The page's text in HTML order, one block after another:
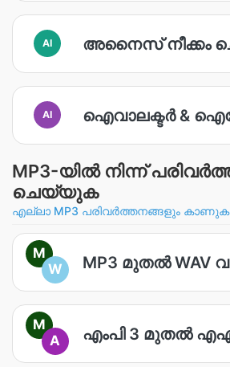
AI അനൈസ് നീക്കം
AI ഐവാലക്ടര്‍ &
MP3-യിൽ നിന്ന്
ചെയ്യുക
എല്ലാ MP3 പരിവർത്തനങ്ങളും കാണുക
M
W
MP3 മുതൽ WAV
M
A
എം‌പി 3 മുതൽ